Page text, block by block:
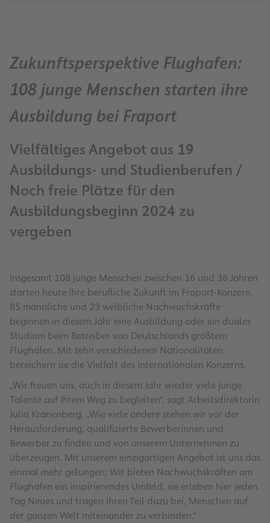
Zukunftsperspektive Flughafen:
108 junge Menschen starten ihre
Ausbildung bei Fraport
Vielfältiges Angebot aus 19
Ausbildungs- und Studienberufen /
Noch freie Plätze für den
Ausbildungsbeginn 2024 zu
vergeben
Insgesamt 108 junge Menschen zwischen 16 und 36 Jahren
starten heute ihre berufliche Zukunft im Fraport-Konzern.
85 männliche und 23 weibliche Nachwuchskräfte
beginnen in diesem Jahr eine Ausbildung oder ein duales
Studium beim Betreiber von Deutschlands größtem
Flughafen. Mit zehn verschiedenen Nationalitäten
bereichern sie die Vielfalt des internationalen Konzerns.
„Wir freuen uns, auch in diesem Jahr wieder viele junge
Talente auf ihrem Weg zu begleiten“, sagt Arbeitsdirektorin
Julia Kranenberg. „Wie viele andere stehen wir vor der
Herausforderung, qualifizierte Bewerberinnen und
Bewerber zu finden und von unserem Unternehmen zu
überzeugen. Mit unserem einzigartigen Angebot ist uns das
einmal mehr gelungen: Wir bieten Nachwuchskräften am
Flughafen ein inspirierendes Umfeld, sie erleben hier jeden
Tag Neues und tragen ihren Teil dazu bei, Menschen auf
der ganzen Welt miteinander zu verbinden.“